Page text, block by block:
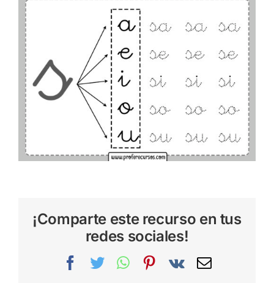
¡Comparte este recurso en tus
redes sociales!
Facebook
TwitterWhatsAppPinterest
Vk
Correo